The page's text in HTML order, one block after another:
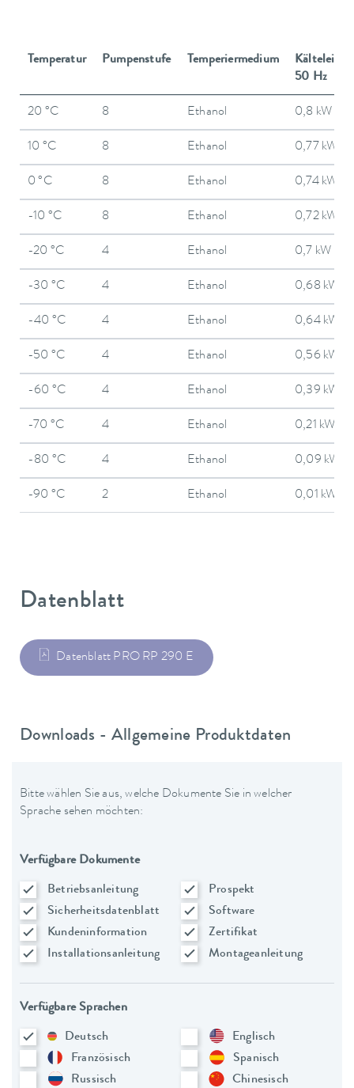
Temperatur Pumpenstufe Temperiermedium
50 Hz
20 °C 8 Ethanol 0,8 kW
10 °C 8 Ethanol 0,77 kW
0 °C 8 Ethanol 0,74 kW
-10 °C 8 Ethanol 0,72 kW
-20 °C 4 Ethanol 0,7 kW
-30 °C 4 Ethanol 0,68 kW
-40 °C 4 Ethanol 0,64 kW
-50 °C 4 Ethanol 0,56 kW
-60 °C 4 Ethanol 0,39 kW
-70 °C 4 Ethanol 0,21 kW
-80 °C 4 Ethanol 0,09 kW
-90 °C 2 Ethanol 0,01 kW
Datenblatt
Datenblatt PRO RP 290 E
Downloads - Allgemeine Produktdaten
Bitte wählen Sie aus, welche Dokumente Sie in welcher
Sprache sehen möchten:
Verfügbare Dokumente
Betriebsanleitung
Prospekt
Sicherheitsdatenblatt
Software
Kundeninformation
Zertifikat
Installationsanleitung
Montageanleitung
Verfügbare Sprachen
Deutsch
Englisch
Französisch
Spanisch
Russisch
Chinesisch